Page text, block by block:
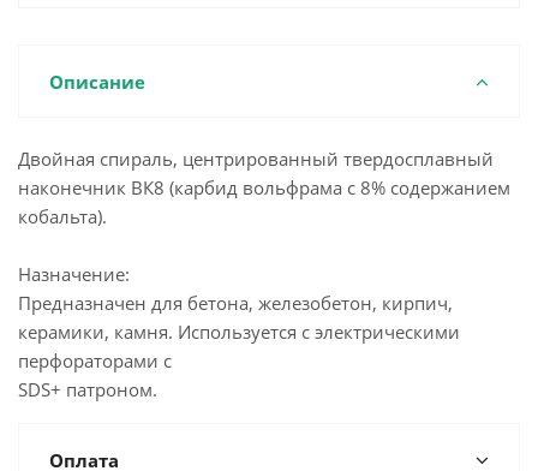
Описание
Двойная спираль, центрированный твердосплавный
наконечник ВК8 (карбид вольфрама с 8% содержанием
кобальта).
Назначение:
Предназначен для бетона, железобетон, кирпич,
керамики, камня. Используется с электрическими
перфораторами с
SDS+ патроном.
Оплата